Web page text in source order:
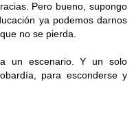
Pero bueno, supongo
ya podemos darnos
no se pierda.
un escenario. Y un solo
para esconderse y